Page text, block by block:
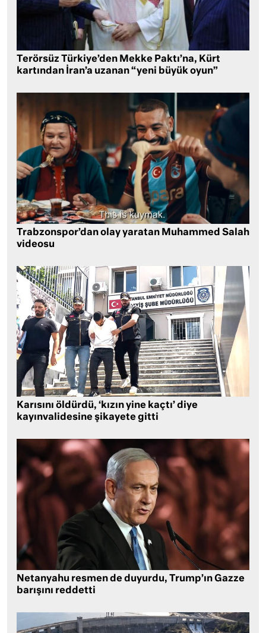
Terörsüz Türkiye’den Mekke Paktı’na, Kürt
kartından İran’a uzanan “yeni büyük oyun”
Trabzonspor’dan olay yaratan Muhammed Salah
videosu
Karısını öldürdü, ‘kızın yine kaçtı’ diye
kayınvalidesine şikayete gitti
Netanyahu resmen de duyurdu, Trump’ın Gazze
barışını reddetti